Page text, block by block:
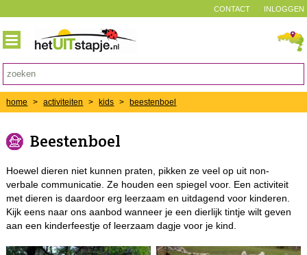
INLOGGEN
CONTACT
home > activiteiten > kids > beestenboel
Beestenboel
Hoewel dieren niet kunnen praten, pikken ze veel op uit non-
verbale communicatie. Ze houden een spiegel voor. Een activiteit
met dieren is daardoor erg leerzaam en uitdagend voor kinderen.
Kijk eens naar ons aanbod wanneer je een dierlijk tintje wilt geven
aan een kinderfeestje of leerzaam dagje voor je kind.